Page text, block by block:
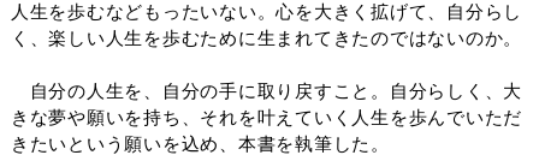
人生を歩むなどもったいない。心を大きく拡げて、自分らし
く、楽しい人生を歩むために生まれてきたのではないのか。
自分の人生を、自分の手に取り戻すこと。自分らしく、大
きな夢や願いを持ち、それを叶えていく人生を歩んでいただ
きたいという願いを込め、本書を執筆した。